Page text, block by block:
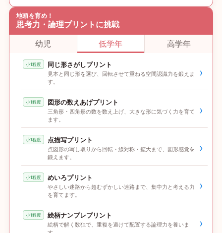
地頭を育め！
思考力・論理プリントに挑戦
幼児
低学年 高学年
小1程度 同じ形さがしプリント
見本と同じ形を選び、回転させて重ねる空間認識力を鍛えま
す。
›
小1程度 図形の数えあげプリント
三角形・四角形の数を数え上げ、大きな形に気づく力を育て
ます。
›
小1程度 点描写プリント
点図形の写し取りから回転・線対称・拡大まで、図形感覚を
鍛えます。
›
小1程度 めいろプリント
やさしい迷路から超むずかしい迷路まで、集中力と考える力
を育てます。
›
小1程度 絵柄ナンプレプリント
絵柄で解く数独で、重複を避けて配置する論理力を養いま
›